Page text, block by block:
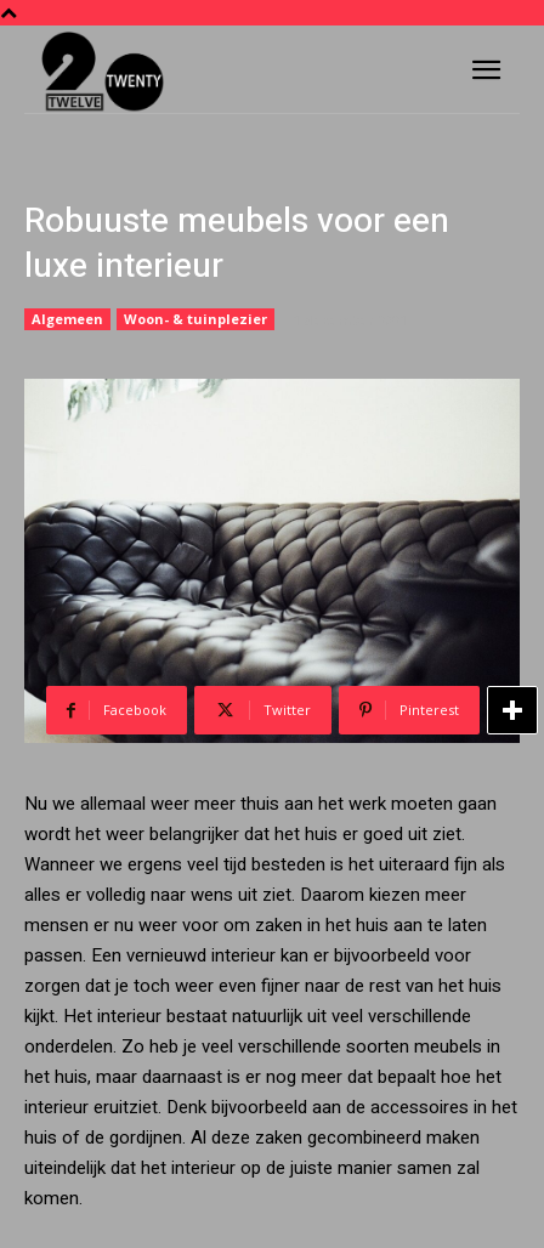
Robuuste meubels voor een
luxe interieur
Algemeen Woon- & tuinplezier
Facebook Twitter Pinterest
Nu we allemaal weer meer thuis aan het werk moeten gaan
wordt het weer belangrijker dat het huis er goed uit ziet.
Wanneer we ergens veel tijd besteden is het uiteraard fijn als
alles er volledig naar wens uit ziet. Daarom kiezen meer
mensen er nu weer voor om zaken in het huis aan te laten
passen. Een vernieuwd interieur kan er bijvoorbeeld voor
zorgen dat je toch weer even fijner naar de rest van het huis
kijkt. Het interieur bestaat natuurlijk uit veel verschillende
onderdelen. Zo heb je veel verschillende soorten meubels in
het huis, maar daarnaast is er nog meer dat bepaalt hoe het
interieur eruitziet. Denk bijvoorbeeld aan de accessoires in het
huis of de gordijnen. Al deze zaken gecombineerd maken
uiteindelijk dat het interieur op de juiste manier samen zal
komen.